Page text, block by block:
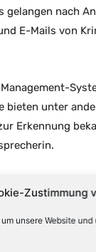
Zustimmung
unsere Website
nach
E-Mails von
bieten unter
Erkennung
eng